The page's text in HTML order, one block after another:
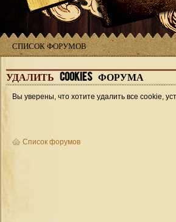
СПИСОК ФОРУМОВ
УДАЛИТЬ COOKIES ФОРУМА
Вы уверены, что хотите удалить все cookie,
Список форумов